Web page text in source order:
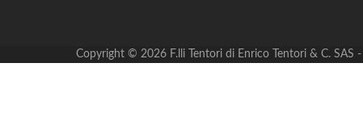
Copyright © 2026 F.lli Tentori di Enrico Tentori & C. SAS